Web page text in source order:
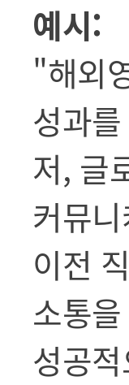
예시:
"해외
성과
저, 글
커뮤
이전
소통
성공